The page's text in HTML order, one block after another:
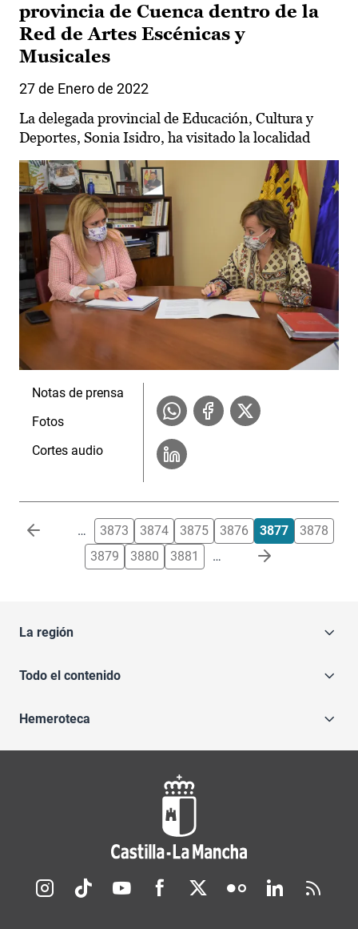
provincia de Cuenca dentro de la
Red de Artes Escénicas y
Musicales
27 de Enero de 2022
La delegada provincial de Educación, Cultura y
Deportes, Sonia Isidro, ha visitado la localidad
Notas de prensa
Fotos
Cortes audio
Paginación … 3873 3874 3875 3876 3877
3878
3879
3880 3881 …
La región
Todo el contenido
Hemeroteca
Redes sociales JCCM